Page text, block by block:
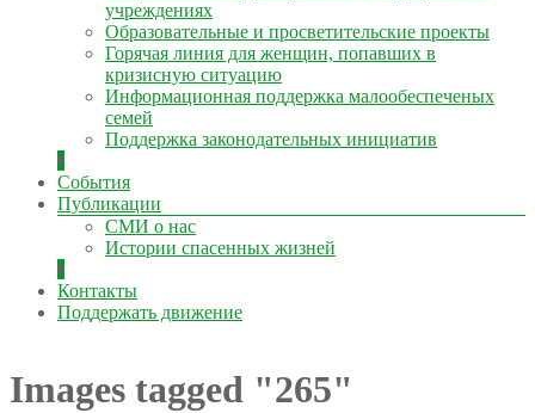
учреждениях
Образовательные и просветительские проекты
Горячая линия для женщин, попавших в
кризисную ситуацию
Информационная поддержка малообеспеченых
семей
Поддержка законодательных инициатив
События
Публикации
СМИ о нас
Истории спасенных жизней
Контакты
Поддержать движение
Images tagged "265"